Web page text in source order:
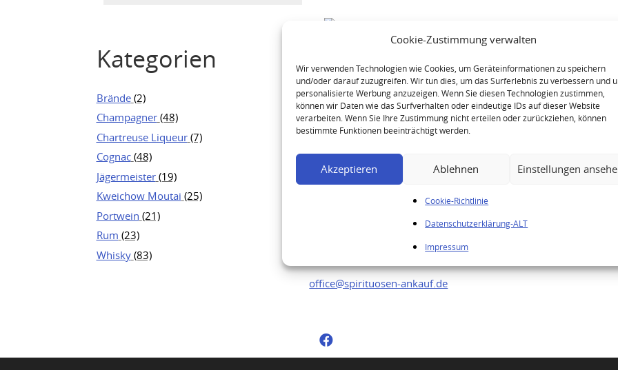
Cookie-Zustimmung verwalten
Wir verwenden Technologien wie Cookies, um Geräteinformationen zu speichern
und/oder darauf zuzugreifen. Wir tun dies, um das Surferlebnis zu verbessern und
personalisierte Werbung anzuzeigen. Wenn Sie diesen Technologien zustimmen,
können wir Daten wie das Surfverhalten oder eindeutige IDs auf dieser Website
verarbeiten. Wenn Sie Ihre Zustimmung nicht erteilen oder zurückziehen, können
bestimmte Funktionen beeinträchtigt werden.
Akzeptieren Ablehnen Einstellungen
Cookie-Richtlinie
Datenschutzerklärung-ALT
Impressum
Kategorien
Brände (2)
Champagner (48)
Chartreuse Liqueur (7)
Cognac (48)
Jägermeister (19)
Kweichow Moutai (25)
Portwein (21)
Rum (23)
Whisky (83)
Hennessy Private Reserve 1873
Cognac
Ihre Anfrage
Anfrage direkt per E-Mail an:
office@spirituosen-ankauf.de